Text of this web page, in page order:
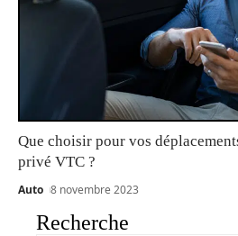
Que choisir pour vos
privé VTC ?
Auto 8 novembre 2023
Recherche